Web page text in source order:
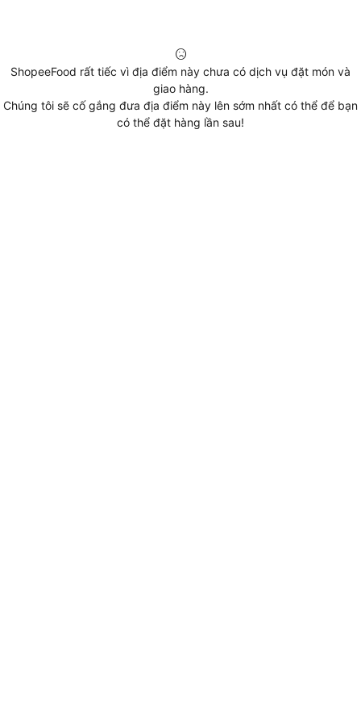
ShopeeFood rất tiếc vì địa điểm này chưa có dịch vụ đặt món và
giao hàng.
Chúng tôi sẽ cố gắng đưa địa điểm này lên sớm nhất có thể để bạn
có thể đặt hàng lần sau!